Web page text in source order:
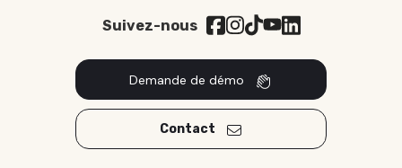
Suivez-nous
Demande de démo
Contact